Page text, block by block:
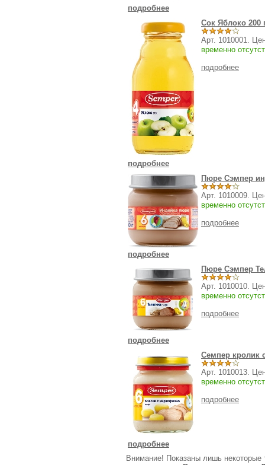
подробнее
подробнее
Сок Яблоко 200
Арт. 1010001.
временно
подробнее
подробнее
Пюре Сэмпер
Арт. 1010009.
временно
подробнее
подробнее
Пюре Сэмпер
Арт. 1010010.
временно
подробнее
подробнее
Семпер кролик
Арт. 1010013.
временно
подробнее
Внимание! Показаны лишь некоторые